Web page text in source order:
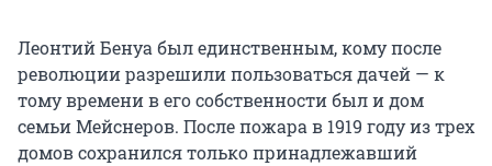
Леонтий Бенуа был единственным, кому после
революции разрешили пользоваться дачей — к
тому времени в его собственности был и дом
семьи Мейснеров. После пожара в 1919 году из трех
домов сохранился только принадлежавший